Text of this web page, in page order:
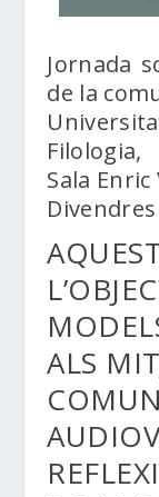
Jornada
de la
Sala
ALS